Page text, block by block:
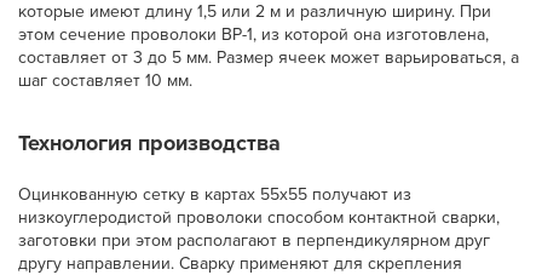
которые имеют длину 1,5 или 2 м и различную ширину. При
этом сечение проволоки ВР-1, из которой она изготовлена,
составляет от 3 до 5 мм. Размер ячеек может варьироваться, а
шаг составляет 10 мм.
Технология производства
Оцинкованную сетку в картах 55х55 получают из
низкоуглеродистой проволоки способом контактной сварки,
заготовки при этом располагают в перпендикулярном друг
другу направлении. Сварку применяют для скрепления